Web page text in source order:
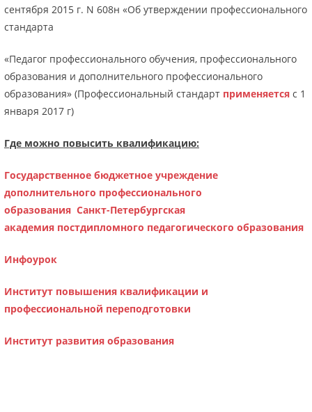
сентября 2015 г. N 608н «Об утверждении профессионального
стандарта
«Педагог профессионального обучения, профессионального
образования и дополнительного профессионального
образования» (Профессиональный стандарт применяется с 1
января 2017 г)
Где можно повысить квалификацию:
Государственное бюджетное учреждение
дополнительного профессионального
образования Санкт-Петербургская
академия постдипломного педагогического образования
Инфоурок
Институт повышения квалификации и
профессиональной переподготовки
Институт развития образования